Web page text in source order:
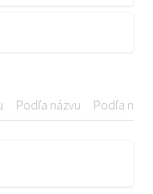
Podľa názvu Podľa